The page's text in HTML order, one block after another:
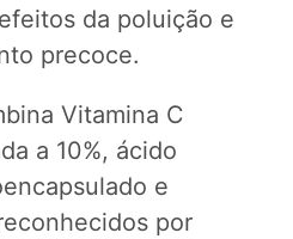
da poluição e
precoce.
Vitamina C
a 10%, ácido
e
por